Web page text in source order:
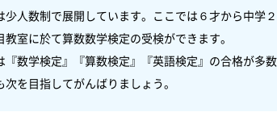
人数制で展開しています。ここでは６才から中学
室に於て算数数学検定の受検ができます。
数学検定』『算数検定』『英語検定』の合格が多数
を目指してがんばりましょう。